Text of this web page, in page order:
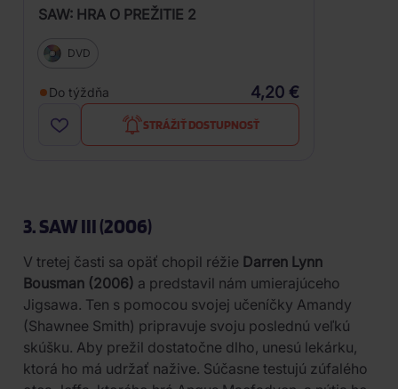
SAW: HRA O PREŽITIE 2
DVD
Do týždňa 4,20 €
STRÁŽIŤ DOSTUPNOSŤ
3. SAW III (2006)
V tretej časti sa opäť chopil réžie Darren Lynn
Bousman (2006) a predstavil nám umierajúceho
Jigsawa. Ten s pomocou svojej učeníčky Amandy
(Shawnee Smith) pripravuje svoju poslednú veľkú
skúšku. Aby prežil dostatočne dlho, unesú lekárku,
ktorá ho má udržať nažive. Súčasne testujú zúfalého